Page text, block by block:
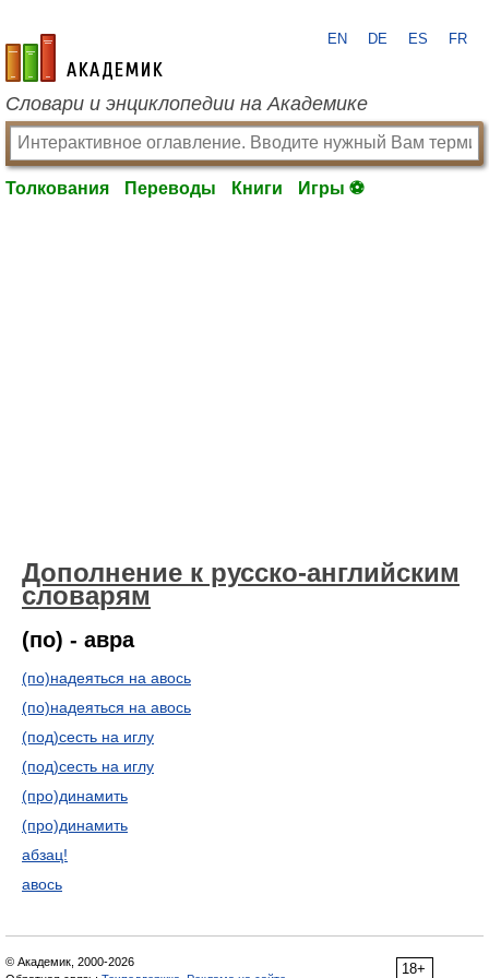
academic.ru
EN DE ES FR
Словари и энциклопедии на Академике
Толкования Переводы Книги Игры ⚽
Дополнение к русско-английским
словарям
(по) - авра
(по)надеяться на авось
(по)надеяться на авось
(под)сесть на иглу
(под)сесть на иглу
(про)динамить
(про)динамить
абзац!
авось
18+
© Академик, 2000-2026